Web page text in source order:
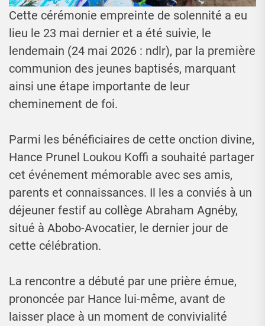
Cette cérémonie empreinte de solennité a eu
lieu le 23 mai dernier et a été suivie, le
lendemain (24 mai 2026 : ndlr), par la première
communion des jeunes baptisés, marquant
ainsi une étape importante de leur
cheminement de foi.
Parmi les bénéficiaires de cette onction divine,
Hance Prunel Loukou Koffi a souhaité partager
cet événement mémorable avec ses amis,
parents et connaissances. Il les a conviés à un
déjeuner festif au collège Abraham Agnéby,
situé à Abobo-Avocatier, le dernier jour de
cette célébration.
La rencontre a débuté par une prière émue,
prononcée par Hance lui-même, avant de
laisser place à un moment de convivialité